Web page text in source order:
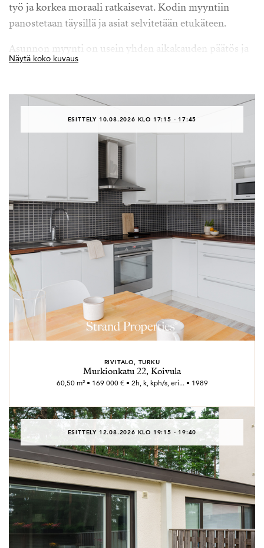
työ ja korkea moraali ratkaisevat. Kodin myyntiin
panostetaan täysillä ja asiat selvitetään etukäteen.
Asunnon myynti on usein yhden aikakauden päätös ja
toisen alku. Tästä matkasta Erika haluaa tehdä
asiakkailleen. Asuntoja ostetaan ja myydään sydämellä,
vastuun arvoinen ja huolehtia että kaikki hoidetaan
ensiluokkaisesti alusta loppuun, hymyssä suin.
Erika on ihmisläheinen ja tottunut hulinaan.
Lapsiperheen arki ja rintamamiestalon remontointi
pitävät huolen siitä, että hän pysyy liikkeessä.
Remontoinnissa hän nauttii siitä, että tuloksen näkee
heti ja tekemisessä tarvitaan luovuutta. Välittäjänä
Erika on empaattinen ja iloinen, mutta myös tarkka,
suunnitelmallinen ja sinnikäs. Hän tekee tätä työtä
rakkaudesta lajiin ja kokee itsensä etuoikeutetuksi
saadessaan tutustua uusiin ihmisiin ja kuulla erilaisia
elämäntarinoita.
Näytä koko kuvaus
RIVITALO, TURKU
Murkionkatu 22, Koivula
60,50 m² • 169 000 € • 2h, k, kph/s, eri... • 1989
ESITTELY 10.08.2026 KLO 17:15 - 17:45
ESITTELY 12.08.2026 KLO 19:15 - 19:40